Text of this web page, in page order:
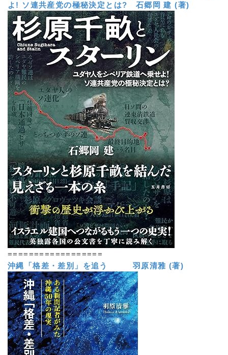
よ! ソ連共産党の極秘決定とは?
石郷岡 建 (著)
==================
沖縄「格差・差別」を追う 羽原清雅 (著)